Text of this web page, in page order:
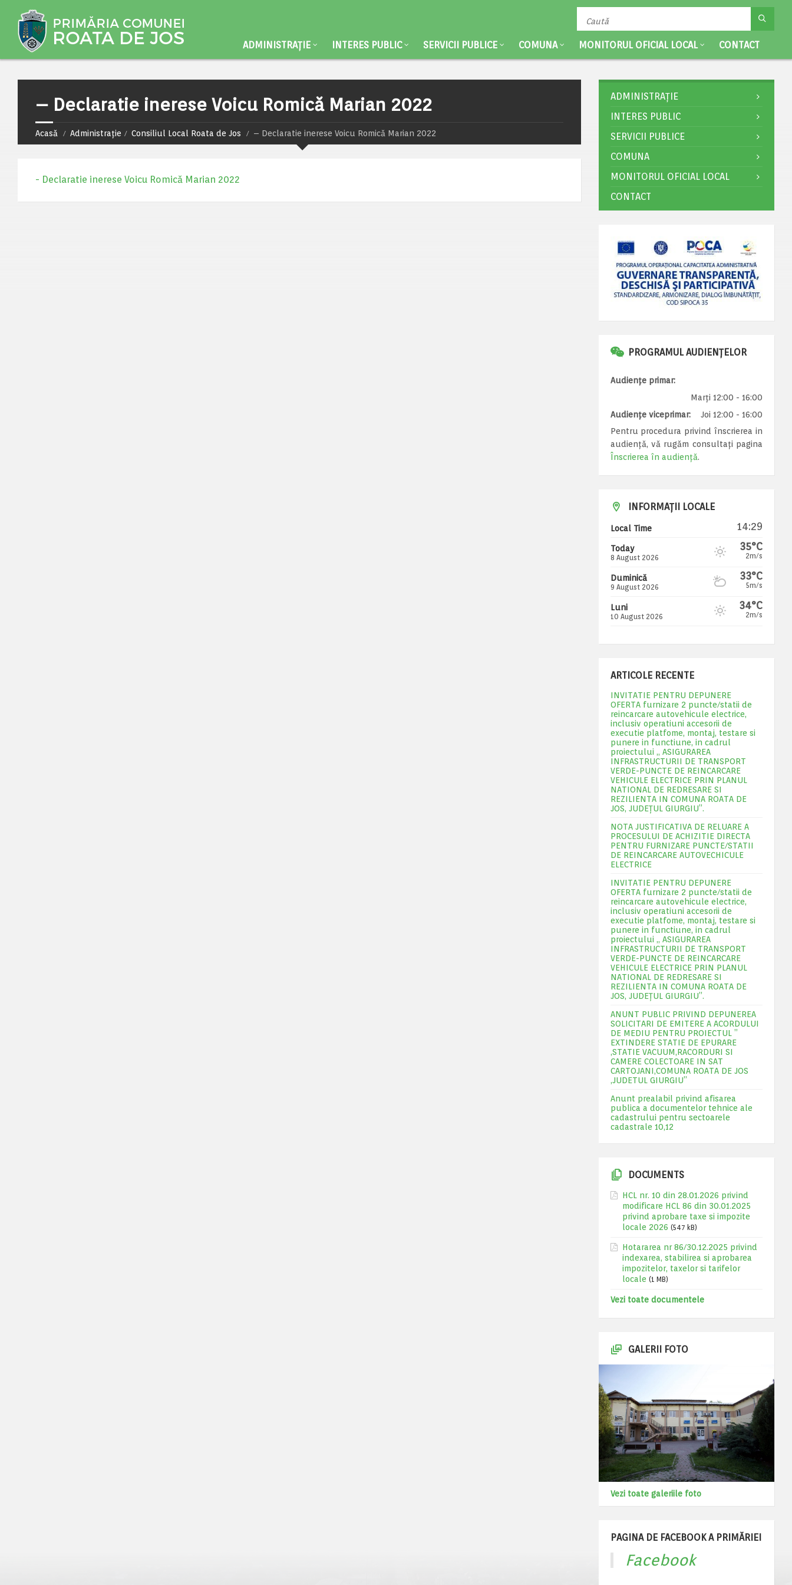
ADMINISTRAȚIE INTERES PUBLIC SERVICII PUBLICE COMUNA MONITORUL OFICIAL LOCAL CONTACT
– Declaratie inerese Voicu Romică Marian 2022
Acasă Administrație Consiliul Local Roata de Jos – Declaratie inerese Voicu Romică Marian 2022
- Declaratie inerese Voicu Romică Marian 2022
ADMINISTRAȚIE
INTERES PUBLIC
SERVICII PUBLICE
COMUNA
MONITORUL OFICIAL LOCAL
CONTACT
PROGRAMUL AUDIENȚELOR
Audiențe primar:
Marți 12:00 - 16:00
Audiențe viceprimar:
Joi 12:00 - 16:00
Pentru procedura privind înscrierea in
audiență, vă rugăm consultați pagina
Înscrierea în audiență.
INFORMAȚII LOCALE
Local Time 14:29
Today
8 August 2026
35°C
2m/s
Duminică
9 August 2026
33°C
5m/s
Luni
10 August 2026
34°C
2m/s
ARTICOLE RECENTE
INVITATIE PENTRU DEPUNERE
OFERTA furnizare 2 puncte/statii de
reincarcare autovehicule electrice,
inclusiv operatiuni accesorii de
executie platfome, montaj, testare si
punere in functiune, in cadrul
proiectului „ ASIGURAREA
INFRASTRUCTURII DE TRANSPORT
VERDE-PUNCTE DE REINCARCARE
VEHICULE ELECTRICE PRIN PLANUL
NATIONAL DE REDRESARE SI
REZILIENTA IN COMUNA ROATA DE
JOS, JUDEŢUL GIURGIU”.
NOTA JUSTIFICATIVA DE RELUARE A
PROCESULUI DE ACHIZITIE DIRECTA
PENTRU FURNIZARE PUNCTE/STATII
DE REINCARCARE AUTOVECHICULE
ELECTRICE
INVITATIE PENTRU DEPUNERE
OFERTA furnizare 2 puncte/statii de
reincarcare autovehicule electrice,
inclusiv operatiuni accesorii de
executie platfome, montaj, testare si
punere in functiune, in cadrul
proiectului „ ASIGURAREA
INFRASTRUCTURII DE TRANSPORT
VERDE-PUNCTE DE REINCARCARE
VEHICULE ELECTRICE PRIN PLANUL
NATIONAL DE REDRESARE SI
REZILIENTA IN COMUNA ROATA DE
JOS, JUDEŢUL GIURGIU”.
ANUNT PUBLIC PRIVIND DEPUNEREA
SOLICITARI DE EMITERE A ACORDULUI
DE MEDIU PENTRU PROIECTUL ”
EXTINDERE STATIE DE EPURARE
,STATIE VACUUM,RACORDURI SI
CAMERE COLECTOARE IN SAT
CARTOJANI,COMUNA ROATA DE JOS
,JUDETUL GIURGIU”
Anunt prealabil privind afisarea
publica a documentelor tehnice ale
cadastrului pentru sectoarele
cadastrale 10,12
DOCUMENTS
HCL nr. 10 din 28.01.2026 privind
modificare HCL 86 din 30.01.2025
privind aprobare taxe si impozite
locale 2026 (547 kB)
Hotararea nr 86/30.12.2025 privind
indexarea, stabilirea si aprobarea
impozitelor, taxelor si tarifelor
locale (1 MB)
Vezi toate documentele
GALERII FOTO
Vezi toate galeriile foto
PAGINA DE FACEBOOK A PRIMĂRIEI
Facebook